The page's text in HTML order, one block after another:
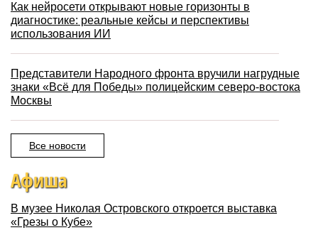
Как нейросети открывают новые горизонты в
диагностике: реальные кейсы и перспективы
использования ИИ
Представители Народного фронта вручили нагрудные
знаки «Всё для Победы» полицейским северо-востока
Москвы
Все новости
Афиша
В музее Николая Островского откроется выставка
«Грезы о Кубе»